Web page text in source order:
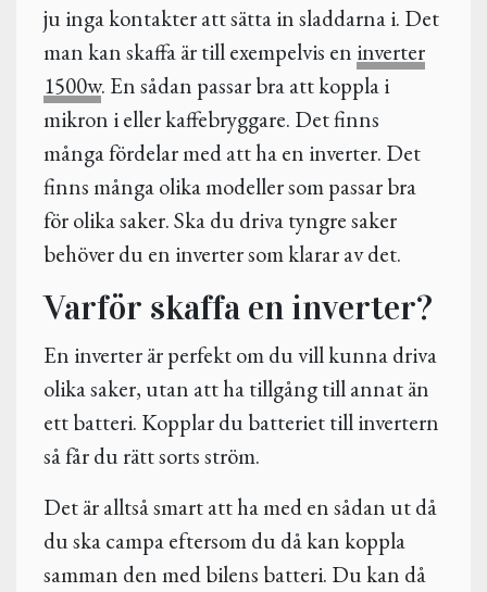
ju inga kontakter att sätta in sladdarna i. Det
man kan skaffa är till exempelvis en inverter
1500w. En sådan passar bra att koppla i
mikron i eller kaffebryggare. Det finns
många fördelar med att ha en inverter. Det
finns många olika modeller som passar bra
för olika saker. Ska du driva tyngre saker
behöver du en inverter som klarar av det.
Varför skaffa en inverter?
En inverter är perfekt om du vill kunna driva
olika saker, utan att ha tillgång till annat än
ett batteri. Kopplar du batteriet till invertern
så får du rätt sorts ström.
Det är alltså smart att ha med en sådan ut då
du ska campa eftersom du då kan koppla
samman den med bilens batteri. Du kan då